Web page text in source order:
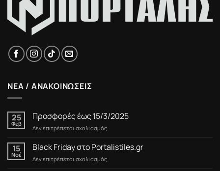
ΝΕΑ / ΑΝΑΚΟΙΝΩΣΕΙΣ
25
Φεβ
Προσφορές έως 15/3/2025
Δεν επιτρέπεται σχολιασμόςστο
έως
15/3/2025
15
Νοέ
Black Friday στο Portalistiles.gr
Δεν επιτρέπεται σχολιασμόςστο